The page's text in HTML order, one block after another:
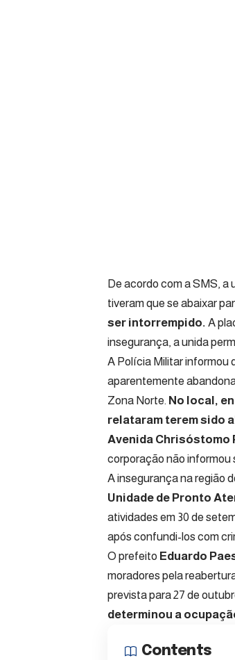
De acordo com a SMS,
tiveram que se abaixar
ser intorrempido. A
insegurança, a unida
A Polícia Militar informou
aparentemente
Zona Norte. No local,
relataram terem sido
Avenida Chrisóstomo
corporação não informou
A insegurança na região
Unidade de Pronto
atividades em 30 de
após confundi-los com
O prefeito Eduardo
moradores pela
prevista para 27 de
determinou a
Contents